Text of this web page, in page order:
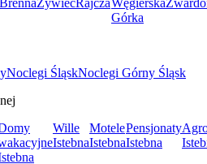
BrennaŻywiecRajczaWęgierska
Górka
Noclegi ŚląskNoclegi Górny Śląsk
Wille
Istebna
Motele
Istebna
Pensjonaty
Istebna